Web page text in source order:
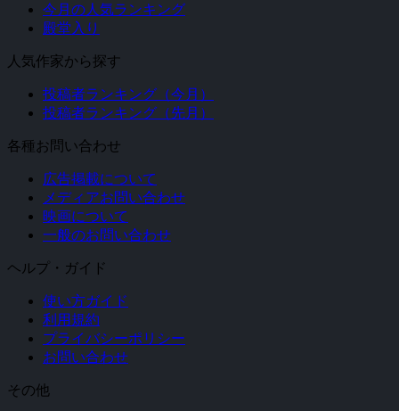
今月の人気ランキング
殿堂入り
人気作家から探す
投稿者ランキング（今月）
投稿者ランキング（先月）
各種お問い合わせ
広告掲載について
メディアお問い合わせ
映画について
一般のお問い合わせ
ヘルプ・ガイド
使い方ガイド
利用規約
プライバシーポリシー
お問い合わせ
その他